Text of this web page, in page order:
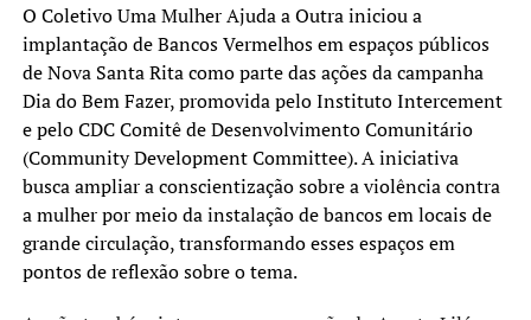
O Coletivo Uma Mulher Ajuda a Outra iniciou a
implantação de Bancos Vermelhos em espaços públicos
de Nova Santa Rita como parte das ações da campanha
Dia do Bem Fazer, promovida pelo Instituto Intercement
e pelo CDC Comitê de Desenvolvimento Comunitário
(Community Development Committee). A iniciativa
busca ampliar a conscientização sobre a violência contra
a mulher por meio da instalação de bancos em locais de
grande circulação, transformando esses espaços em
pontos de reflexão sobre o tema.